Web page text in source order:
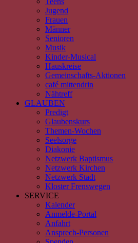
Jugend
Frauen
Männer
Senioren
Musik
Kinder-Musical
Hauskreise
Gemeinschafts-Aktionen
café mittendrin
Nähtreff
GLAUBEN
Predigt
Glaubenskurs
Themen-Wochen
Seelsorge
Diakonie
Netzwerk Baptismus
Netzwerk Kirchen
Netzwerk Stadt
Kloster Frenswegen
SERVICE
Kalender
Anmelde-Portal
Anfahrt
Ansprech-Personen